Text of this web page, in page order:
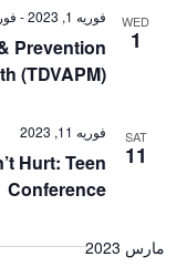
WED
1
Prevention
(TDVAPM)
فوریه 1, 2023 - فوریه
SAT
11
Hurt: Teen
Conference
فوریه 11, 2023
مارس 2023